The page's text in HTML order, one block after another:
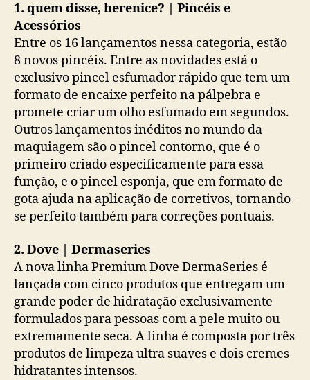
1. quem disse, berenice? | Pincéis e
Acessórios
Entre os 16 lançamentos nessa categoria, estão
8 novos pincéis. Entre as novidades está o
exclusivo pincel esfumador rápido que tem um
formato de encaixe perfeito na pálpebra e
promete criar um olho esfumado em segundos.
Outros lançamentos inéditos no mundo da
maquiagem são o pincel contorno, que é o
primeiro criado especificamente para essa
função, e o pincel esponja, que em formato de
gota ajuda na aplicação de corretivos, tornando-
se perfeito também para correções pontuais.
2. Dove | Dermaseries
A nova linha Premium Dove DermaSeries é
lançada com cinco produtos que entregam um
grande poder de hidratação exclusivamente
formulados para pessoas com a pele muito ou
extremamente seca. A linha é composta por três
produtos de limpeza ultra suaves e dois cremes
hidratantes intensos.